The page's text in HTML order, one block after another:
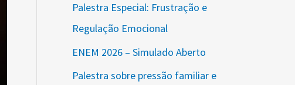
Palestra Especial: Frustração e
Regulação Emocional
ENEM 2026 – Simulado Aberto
Palestra sobre pressão familiar e